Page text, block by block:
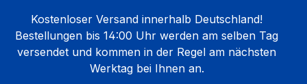
springen
Kostenloser Versand innerhalb Deutschland!
Bestellungen bis 14:00 Uhr werden am selben Tag
versendet und kommen in der Regel am nächsten
Werktag bei Ihnen an.